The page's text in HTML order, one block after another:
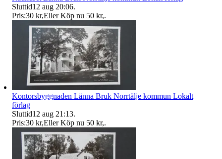
Sluttid12 aug 20:06.
Pris:30 kr,Eller Köp nu 50 kr,.
Kontorsbyggnaden Länna Bruk Norrtälje kommun Lokalt
förlag
Sluttid12 aug 21:13.
Pris:30 kr,Eller Köp nu 50 kr,.